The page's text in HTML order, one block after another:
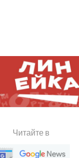
Читайте в